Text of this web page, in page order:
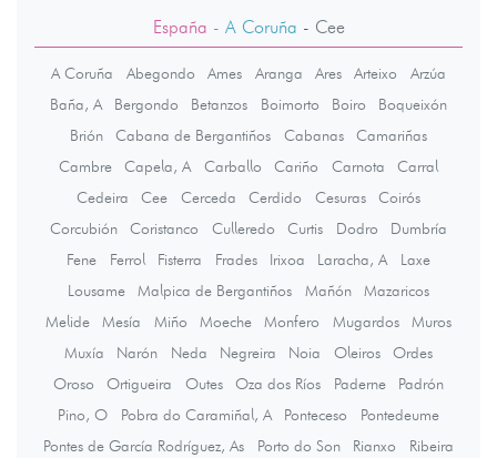
España - A Coruña - Cee
A Coruña Abegondo Ames Aranga Ares Arteixo
Arzúa
Baña, A
Bergondo Betanzos Boimorto Boiro
Boqueixón
Brión
Cabana de Bergantiños Cabanas
Camariñas
Cambre
Capela, A Carballo Cariño Carnota
Carral
Cedeira
Cee Cerceda Cerdido Cesuras
Coirós
Corcubión
Coristanco Culleredo Curtis Dodro
Dumbría
Fene
Ferrol Fisterra Frades Irixoa Laracha, A
Laxe
Lousame
Malpica de Bergantiños Mañón
Mazaricos
Melide
Mesía Miño Moeche Monfero Mugardos
Muros
Muxía
Narón Neda Negreira Noia Oleiros
Ordes
Oroso
Ortigueira Outes Oza dos Ríos Paderne
Padrón
Pino, O
Pobra do Caramiñal, A Ponteceso
Pontedeume
Pontes de García Rodríguez, As
Porto do Son Rianxo
Ribeira